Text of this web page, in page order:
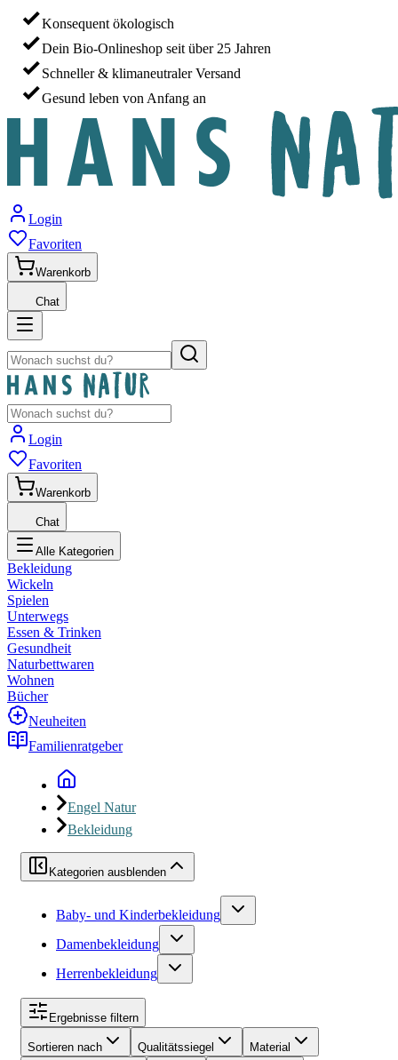
Konsequent ökologisch
Dein Bio-Onlineshop seit über 25 Jahren
Schneller & klimaneutraler Versand
Gesund leben von Anfang an
Login
Favoriten
Warenkorb
Chat
Login
Favoriten
Warenkorb
Chat
Alle Kategorien
Bekleidung
Wickeln
Spielen
Unterwegs
Essen & Trinken
Gesundheit
Naturbettwaren
Wohnen
Bücher
Neuheiten
Familienratgeber
Engel Natur
Bekleidung
Kategorien ausblenden
Baby- und Kinderbekleidung
Damenbekleidung
Herrenbekleidung
Ergebnisse filtern
Sortieren nach Qualitätssiegel Material